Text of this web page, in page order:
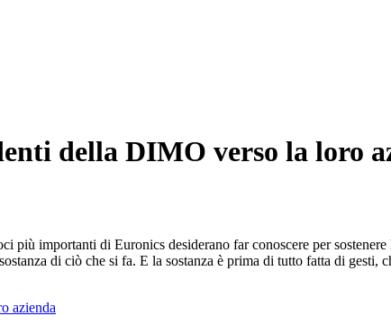
della DIMO verso la loro
importanti di Euronics desiderano far conoscere per
di ciò che si fa. E la sostanza è prima di tutto fatta di gesti,